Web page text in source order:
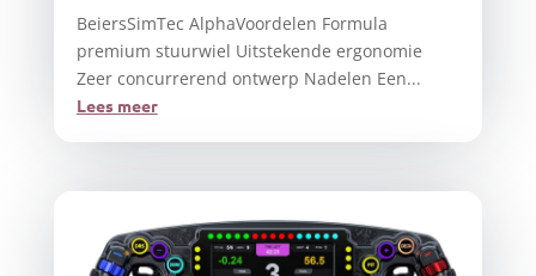
BeiersSimTec AlphaVoordelen Formula
premium stuurwiel Uitstekende ergonomie
Zeer concurrerend ontwerp Nadelen Een...
Lees meer